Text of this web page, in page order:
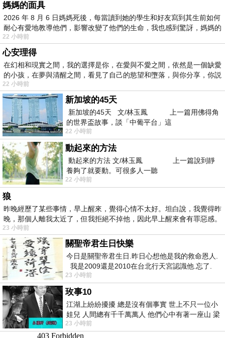
媽媽的面具
2026 年 8 月 6 日媽媽死後，每當讀到她的學生和好友寫到其生前如何
耐心有愛地教導他們，影響改變了他們的生命，我也感到驚訝，媽媽的
22 小時前
心安理得
在幻相和現實之間，我的選擇是你，在愛與不愛之間，依然是一個缺愛
的小孩，在夢與清醒之間，看見了自己的慾望和墮落，與你分享，你説
22 小時前
新加坡的45天
新加坡的45天 文/林玉鳳 上一篇用佛得角
的世界盃故事，談「中葡平台」這
22 小時前
動起來的方法
動起來的方法 文/林玉鳳 上一篇說到靜
養夠了就要動。可很多人一聽
22 小時前
狼
昨晚經歷了某些事情，早上醒來，覺得心情不太好。坦白說，我覺得昨
晚，那個人離我太近了，但我拒絕不掉他，因此早上醒來會有罪惡感。
23 小時前
關聖帝君生日快樂
今日是關聖帝君生日.昨日心想他是我的救命恩人.
我是2009還是2010在台北行天宮認識他.忘了.
一個奇摩交友的網友學
23 小時前
玫事10
江湖上紛紛擾擾 總是沒有個事實 世上不只一位小
娃兒 人間總有千千萬萬人 他們心中有著一座山 梁
山佛山泰華衡恆嵩 一山之高
23 小時前